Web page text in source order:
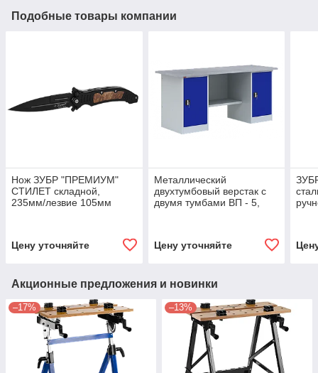
Подобные товары компании
Нож ЗУБР "ПРЕМИУМ"
СТИЛЕТ складной,
235мм/лезвие 105мм
Цену уточняйте
Металлический
двухтумбовый верстак с
двумя тумбами ВП - 5,
Цену уточняйте
Акционные предложения и новинки
–17% –13%